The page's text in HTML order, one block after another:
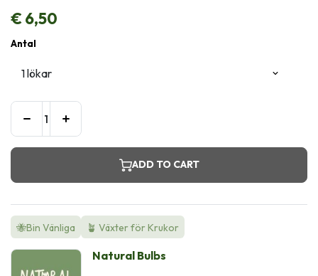
€6,50
Antal
ADD TO CART
🐝Bin Vänliga 🪴 Växter för Krukor
Natural Bulbs